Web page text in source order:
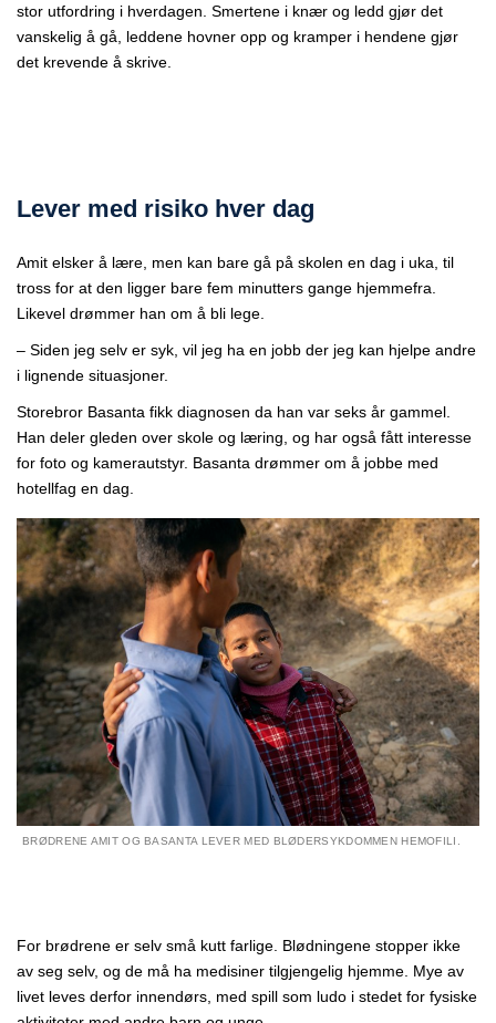
stor utfordring i hverdagen. Smertene i knær og ledd gjør det
vanskelig å gå, leddene hovner opp og kramper i hendene gjør
det krevende å skrive.
Lever med risiko hver dag
Amit elsker å lære, men kan bare gå på skolen en dag i uka, til
tross for at den ligger bare fem minutters gange hjemmefra.
Likevel drømmer han om å bli lege.
– Siden jeg selv er syk, vil jeg ha en jobb der jeg kan hjelpe andre
i lignende situasjoner.
Storebror Basanta fikk diagnosen da han var seks år gammel.
Han deler gleden over skole og læring, og har også fått interesse
for foto og kamerautstyr. Basanta drømmer om å jobbe med
hotellfag en dag.
BRØDRENE AMIT OG BASANTA LEVER MED BLØDERSYKDOMMEN HEMOFILI.
For brødrene er selv små kutt farlige. Blødningene stopper ikke
av seg selv, og de må ha medisiner tilgjengelig hjemme. Mye av
livet leves derfor innendørs, med spill som ludo i stedet for fysiske